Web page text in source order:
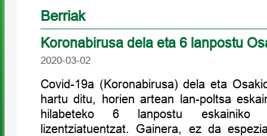
Berriak
Koronabirusa dela eta 6 lanpostu
2020-03-02
Covid-19a (Koronabirusa) dela eta
hartu ditu, horien artean lan-poltsa
hilabeteko 6 lanpostu eskainiko
lizentziatuentzat. Gainera, ez da